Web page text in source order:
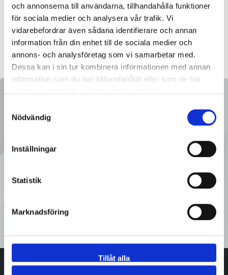
och annonserna till användarna, tillhandahålla funktioner
för sociala medier och analysera vår trafik. Vi
vidarebefordrar även sådana identifierare och annan
information från din enhet till de sociala medier och
annons- och analysföretag som vi samarbetar med.
Dessa kan i sin tur kombinera informationen med annan
information som du har tillhandahållit eller som de har
Nödvändig
Inställningar
Statistik
Marknadsföring
Tillåt alla
Ring oss
08 - 92 80 80
Sveflow, du är alltid välkommen!
Kontakta oss